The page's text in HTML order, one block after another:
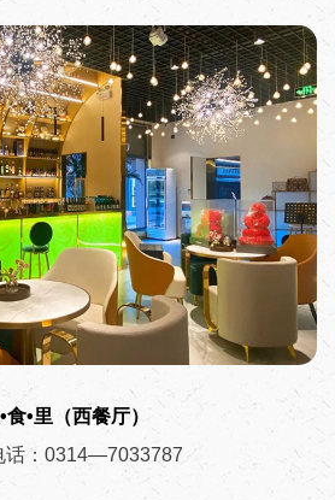
食•里（西餐厅）
话：0314—7033787